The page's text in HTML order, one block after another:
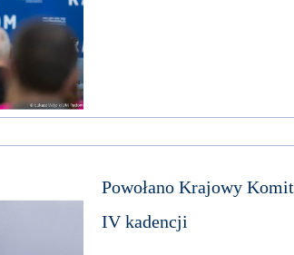
Powołano Krajowy
IV kadencji